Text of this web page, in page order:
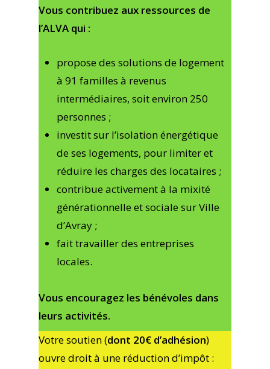
Vous contribuez aux ressources de
l’ALVA qui :
propose des solutions de logement
à 91 familles à revenus
intermédiaires, soit environ 250
personnes ;
investit sur l’isolation énergétique
de ses logements, pour limiter et
réduire les charges des locataires ;
contribue activement à la mixité
générationnelle et sociale sur Ville
d’Avray ;
fait travailler des entreprises
locales.
Vous encouragez les bénévoles dans
leurs activités.
Votre soutien (dont 20€ d’adhésion)
ouvre droit à une réduction d’impôt :